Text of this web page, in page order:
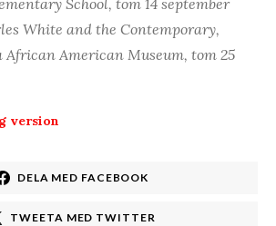
School, tom 14 september
White and the Contemporary,
American Museum, tom 25
version
DELA MED FACEBOOK
TWEETA MED TWITTER